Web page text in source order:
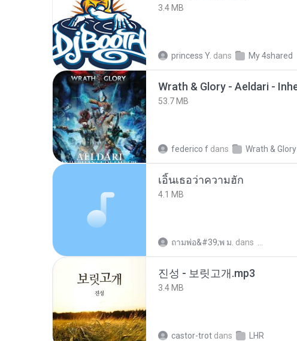
3.4 MB
princess Y. dans My 4shared
53.7 MB
federico f dans Wrath & Glory
เอิ้นเธอว่าความฮัก
4.1 MB
ถามพ่อ&#39;พ ม. dans
진성 - 보릿고개.mp3
3.4 MB
castor-trot dans LHR